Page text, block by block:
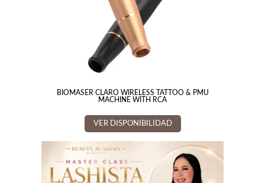
BIOMASER CLARO WIRELESS TATTOO & PMU
MACHINE WITH RCA
VER DISPONIBILIDAD